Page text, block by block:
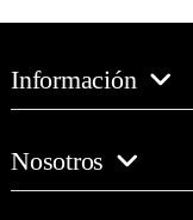
Información
Nosotros